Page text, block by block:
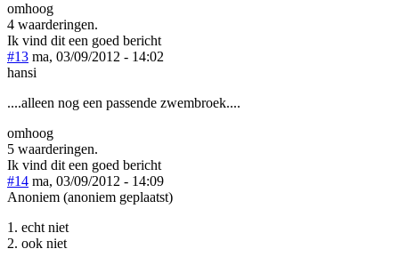
omhoog
4 waarderingen.
Ik vind dit een goed bericht
#13 ma, 03/09/2012 - 14:02
hansi
....alleen nog een passende zwembroek....
omhoog
5 waarderingen.
Ik vind dit een goed bericht
#14 ma, 03/09/2012 - 14:09
Anoniem (anoniem geplaatst)
1. echt niet
2. ook niet